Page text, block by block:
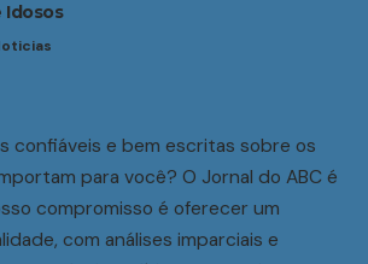
Idosos
confiáveis e bem escritas sobre os
para você? O Jornal do ABC é
compromisso é oferecer um
com análises imparciais e